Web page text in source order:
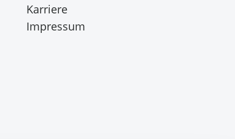
Karriere
Impressum